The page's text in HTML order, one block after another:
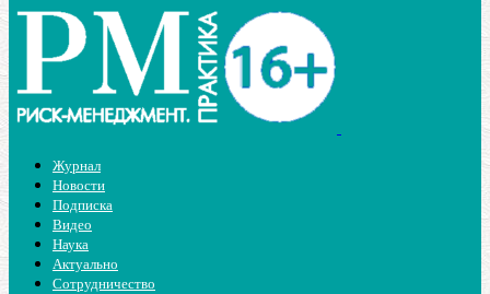
Журнал
Новости
Подписка
Видео
Наука
Актуально
Сотрудничество